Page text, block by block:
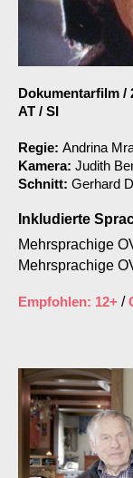
Dokumentarfilm /
AT / SI
Regie: Andrina
Kamera: Judith
Schnitt: Gerhard
Inkludierte
Mehrsprachige
Mehrsprachige
Empfohlen: 12+ /